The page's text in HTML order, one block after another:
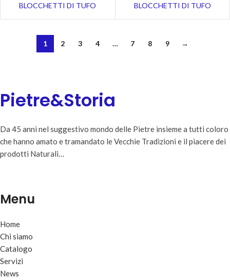
BLOCCHETTI DI TUFO BLOCCHETTI DI TUFO
1 2 3 4 … 7 8 9 →
Pietre&Storia
Da 45 anni nel suggestivo mondo delle Pietre insieme a tutti coloro
che hanno amato e tramandato le Vecchie Tradizioni e il piacere dei
prodotti Naturali…
Menu
Home
Chi siamo
Catalogo
Servizi
News